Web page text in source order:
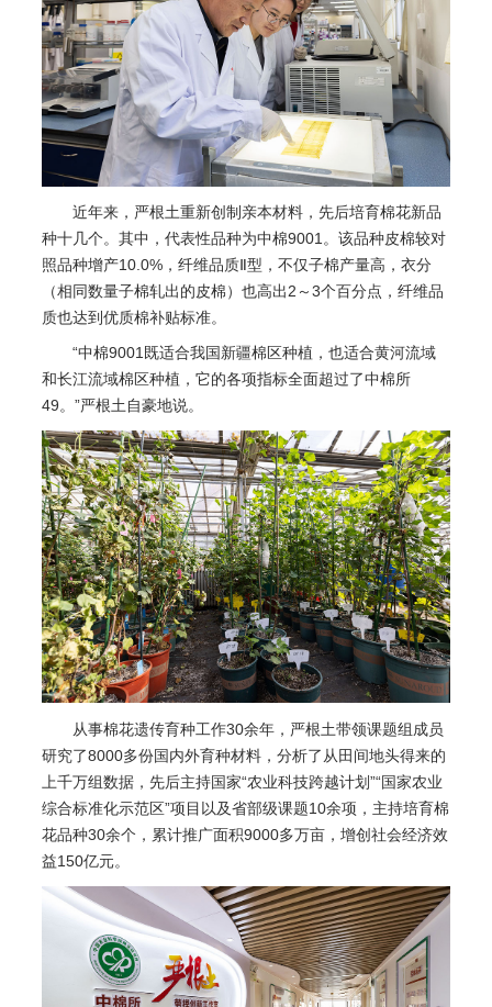
近年来，严根土重新创制亲本材料，先后培育棉花新品
种十几个。其中，代表性品种为中棉9001。该品种皮棉较对
照品种增产10.0%，纤维品质Ⅱ型，不仅子棉产量高，衣分
（相同数量子棉轧出的皮棉）也高出2～3个百分点，纤维品
质也达到优质棉补贴标准。
“中棉9001既适合我国新疆棉区种植，也适合黄河流域
和长江流域棉区种植，它的各项指标全面超过了中棉所
49。”严根土自豪地说。
从事棉花遗传育种工作30余年，严根土带领课题组成员
研究了8000多份国内外育种材料，分析了从田间地头得来的
上千万组数据，先后主持国家“农业科技跨越计划”“国家农业
综合标准化示范区”项目以及省部级课题10余项，主持培育棉
花品种30余个，累计推广面积9000多万亩，增创社会经济效
益150亿元。